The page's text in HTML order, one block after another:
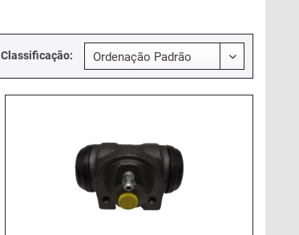
Classificação: